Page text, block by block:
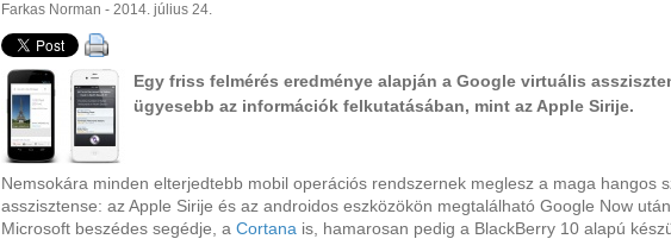
Farkas Norman - 2014. július 24.
Egy friss felmérés eredménye alapján a Google virtuális
ügyesebb az információk felkutatásában, mint az Apple Sirije.
Nemsokára minden elterjedtebb mobil operációs rendszernek meglesz a maga hangos
asszisztense: az Apple Sirije és az androidos eszközökön megtalálható Google Now
Microsoft beszédes segédje, a Cortana is, hamarosan pedig a BlackBerry 10 alapú